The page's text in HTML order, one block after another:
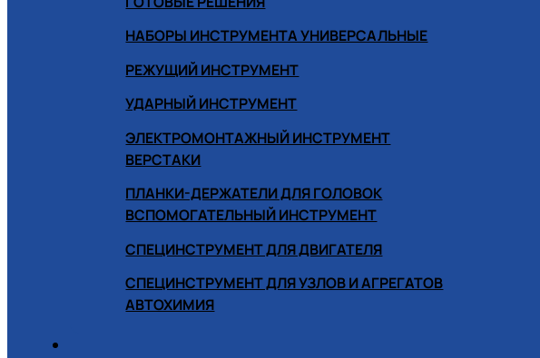
НАБОРЫ ИНСТРУМЕНТА УНИВЕРСАЛЬНЫЕ
РЕЖУЩИЙ ИНСТРУМЕНТ
УДАРНЫЙ ИНСТРУМЕНТ
ЭЛЕКТРОМОНТАЖНЫЙ ИНСТРУМЕНТ
ВЕРСТАКИ
ПЛАНКИ-ДЕРЖАТЕЛИ ДЛЯ ГОЛОВОК
ВСПОМОГАТЕЛЬНЫЙ ИНСТРУМЕНТ
СПЕЦИНСТРУМЕНТ ДЛЯ ДВИГАТЕЛЯ
СПЕЦИНСТРУМЕНТ ДЛЯ УЗЛОВ И АГРЕГАТОВ
АВТОХИМИЯ